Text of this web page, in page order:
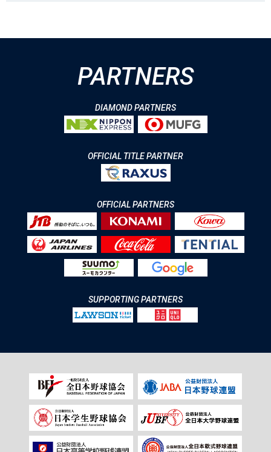
PARTNERS
DIAMOND PARTNERS
OFFICIAL TITLE PARTNER
OFFICIAL PARTNERS
SUPPORTING PARTNERS